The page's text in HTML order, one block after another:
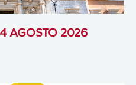
AGOSTO 2026